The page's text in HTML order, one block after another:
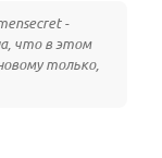
-
что в этом
только,